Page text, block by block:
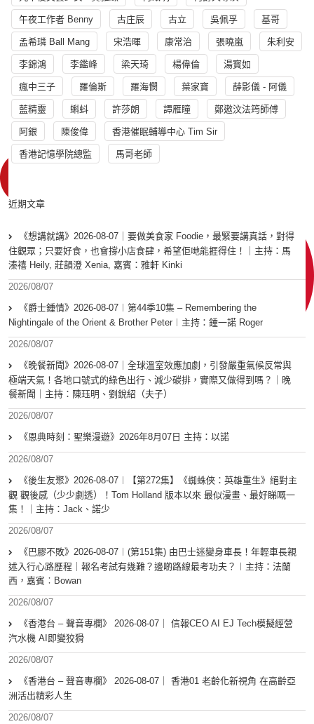
午夜工作者 Benny 古庄辰 古立 吳佩孚 基哥
孟希璘 Ball Mang 宋浩暉 康常治 張曉嵐 朱利安
李錦鴻 李鑑峰 梁天琦 楊偉倫 湯寳如
瘋中三子 羅倫斯 羅海憫 葉家寶 薛影儀 - 阿儀
藍精靈 蝌蚪 許莎朗 譚雁瞳 鄭遨汶法筠師傅
阿銀 陳俊偉 香港催眠輔導中心 Tim Sir
香港記憶學院總監 馬哥老師
近期文章
《想講就講》2026-08-07｜要做美食家 Foodie，最緊要講真話，對得
住觀眾；只要好食，也會撐小店食肆，希望佢哋能捱得住！｜主持：馬
溱禧 Heily, 莊韻澄 Xenia, 嘉賓：雅軒 Kinki
2026/08/07
《爵士鍾情》2026-08-07︱第44季10集 – Remembering the
Nightingale of the Orient & Brother Peter︱主持：鍾一諾 Roger
2026/08/07
《晚餐新聞》2026-08-07｜全球溫室效應加劇，引發嚴重氣候反常與
極端天氣！各地口號式的綠色出行、減少碳排，實際又做得到嗎？｜晚
餐新聞｜主持：陳珏明、劉銳紹（夫子）
2026/08/07
《恩典時刻：聖樂漫遊》2026年8月07日 主持：以諾
2026/08/07
《後生友聚》2026-08-07︱【第272集】《蜘蛛俠：英雄重生》絕對主
觀 觀後感（少少劇透）！Tom Holland 版本以來 最似漫畫、最好睇嘅一
集！｜主持：Jack、諾少
2026/08/07
《巴膠不敗》2026-08-07︱(第151集) 由巴士迷變身車長！年輕車長親
述入行心路歷程｜報名考試有幾難？邊啲路線最考功夫？︱主持：法蘭
西，嘉賓︰Bowan
2026/08/07
《香港台 – 聲音專欄》 2026-08-07｜ 信報CEO AI EJ Tech模擬經營
汽水機 AI即變狡猾
2026/08/07
《香港台 – 聲音專欄》 2026-08-07｜ 香港01 老齡化新視角 在高齡亞
洲活出精彩人生
2026/08/07